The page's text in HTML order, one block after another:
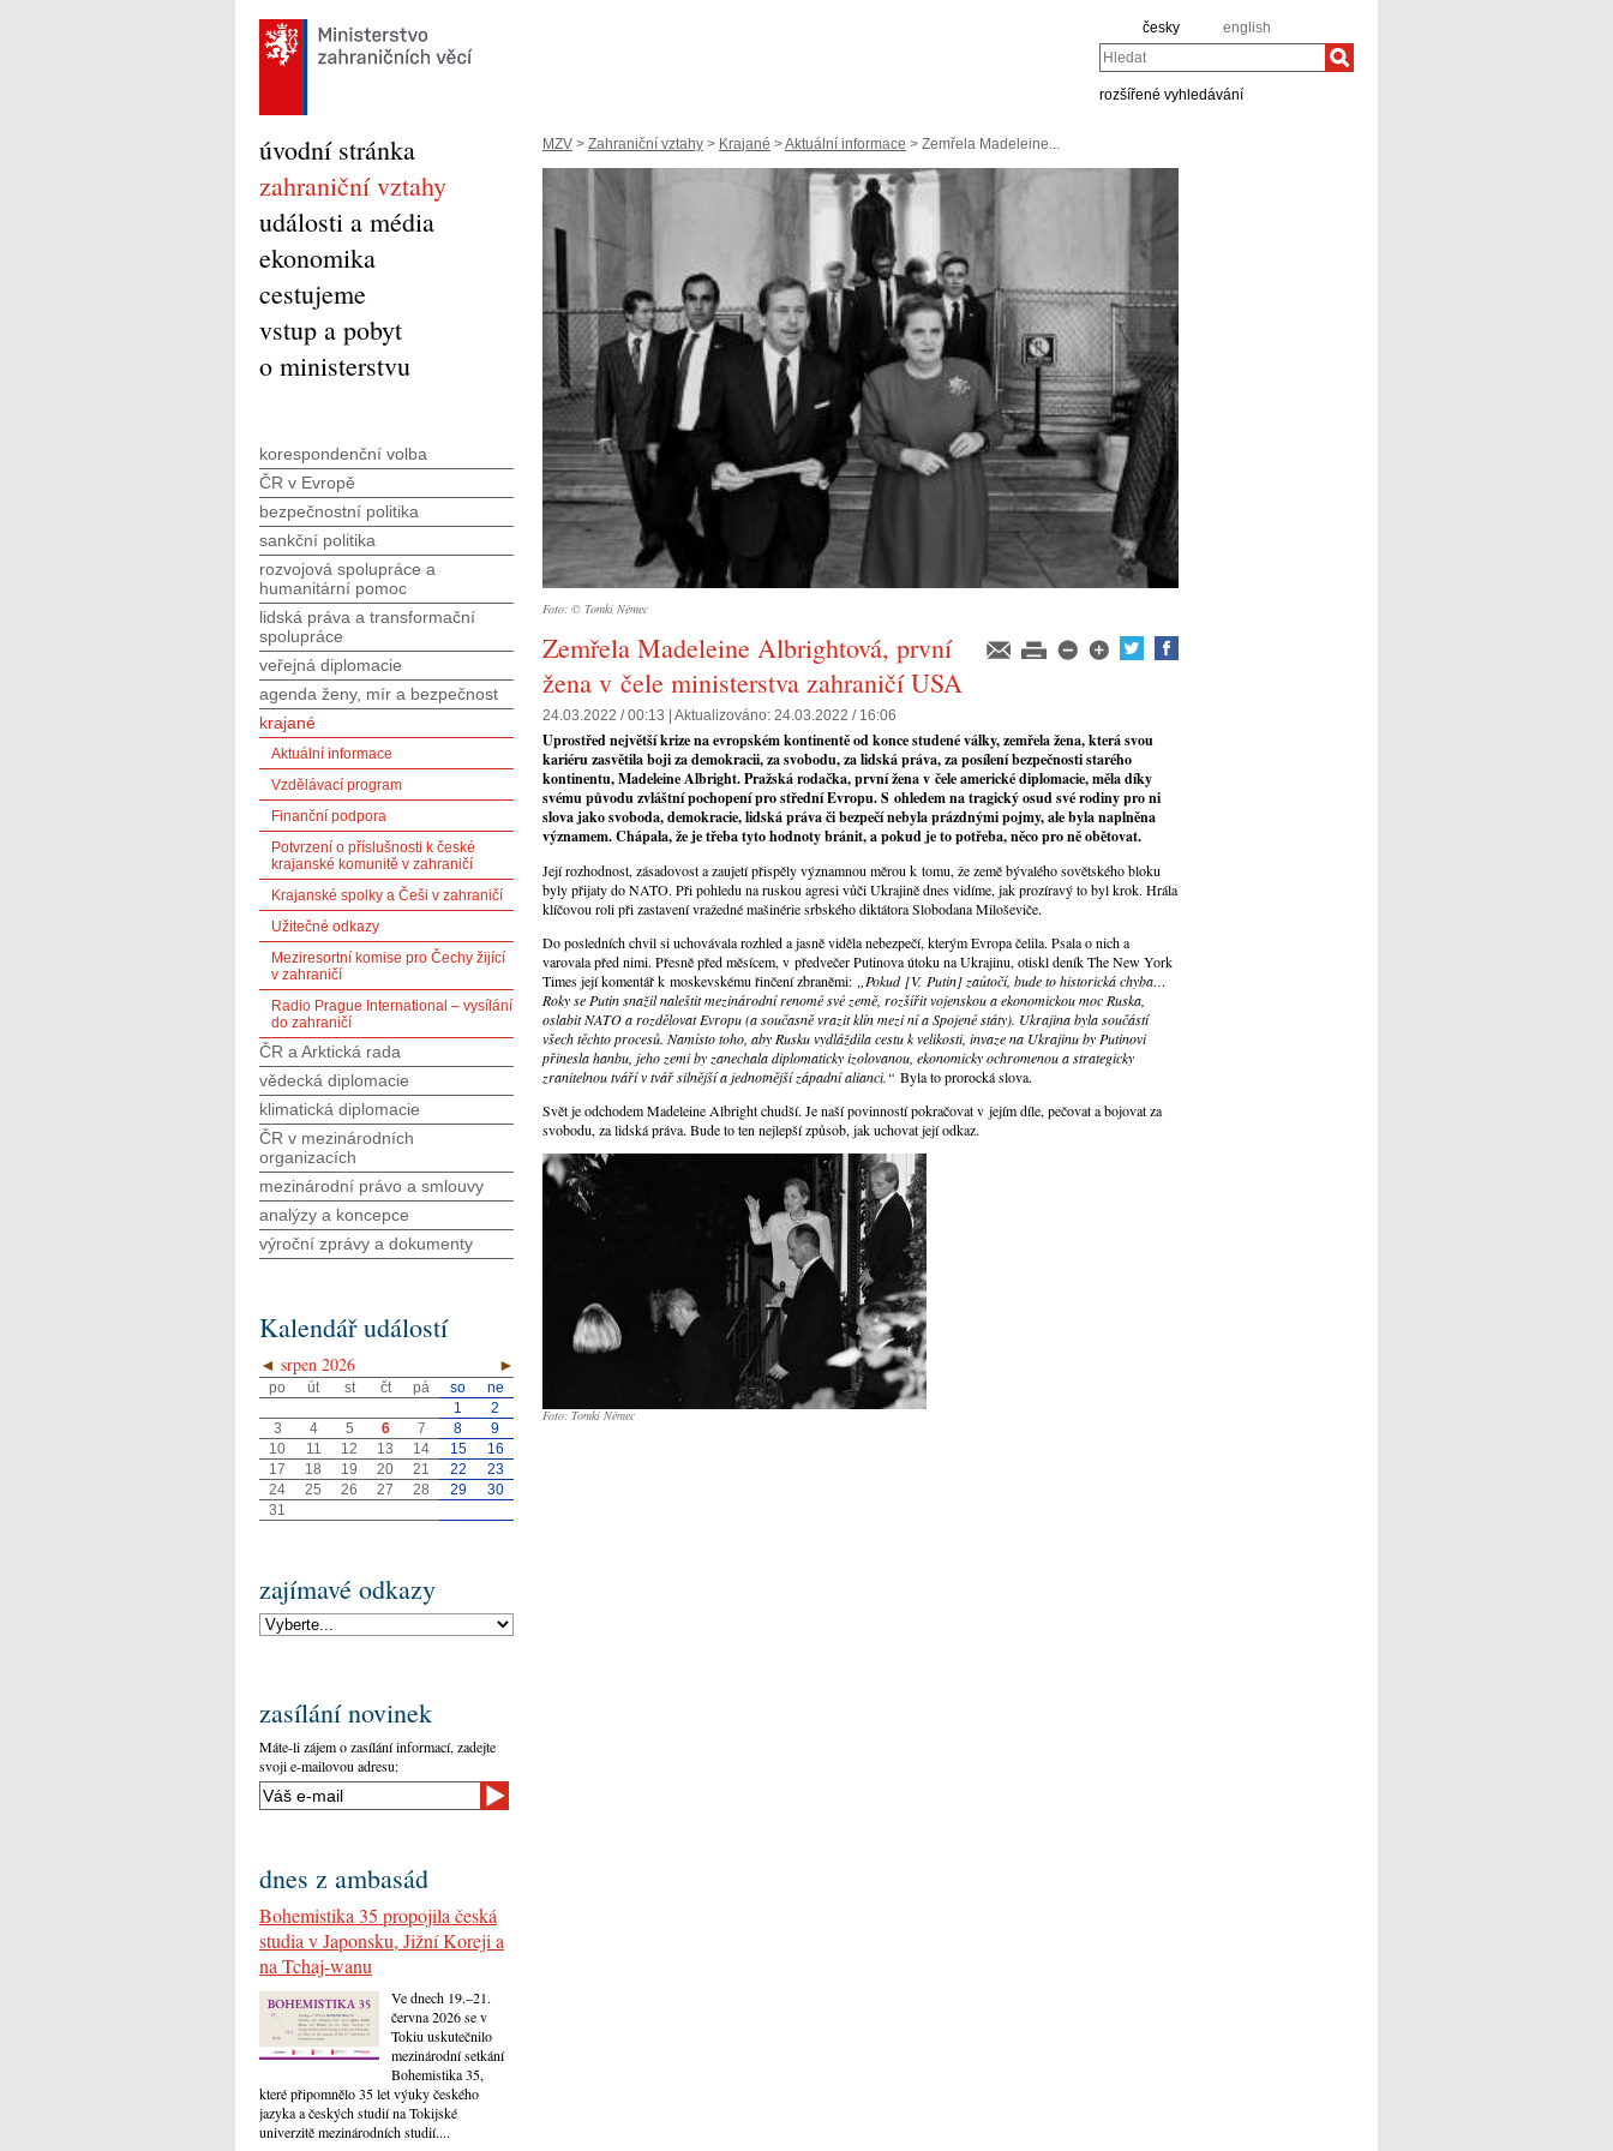
česky english
Hledat
rozšířené vyhledávání
MZV > Zahraniční vztahy > Krajané >Aktuální informace > Zemřela Madeleine...
Foto: © Tomki Němec
Zemřela Madeleine Albrightová, první
žena v čele ministerstva zahraničí USA
24.03.2022 / 00:13 | Aktualizováno: 24.03.2022 / 16:06
Uprostřed největší krize na evropském kontinentě od konce studené války, zemřela žena, která svou
kariéru zasvětila boji za demokracii, za svobodu, za lidská práva, za posílení bezpečnosti starého
kontinentu, Madeleine Albright. Pražská rodačka, první žena v čele americké diplomacie, měla díky
svému původu zvláštní pochopení pro střední Evropu. S ohledem na tragický osud své rodiny pro ni
slova jako svoboda, demokracie, lidská práva či bezpečí nebyla prázdnými pojmy, ale byla naplněna
významem. Chápala, že je třeba tyto hodnoty bránit, a pokud je to potřeba, něco pro ně obětovat.
Její rozhodnost, zásadovost a zaujetí přispěly významnou měrou k tomu, že země bývalého sovětského bloku
byly přijaty do NATO. Při pohledu na ruskou agresi vůči Ukrajině dnes vidíme, jak prozíravý to byl krok. Hrála
klíčovou roli při zastavení vražedné mašinérie srbského diktátora Slobodana Miloševiče.
Do posledních chvil si uchovávala rozhled a jasně viděla nebezpečí, kterým Evropa čelila. Psala o nich a
varovala před nimi. Přesně před měsícem, v předvečer Putinova útoku na Ukrajinu, otiskl deník The New York
Times její komentář k moskevskému řinčení zbraněmi:
„Pokud [V. Putin] zaútočí, bude to historická chyba…
Roky se Putin snažil naleštit mezinárodní renomé své země, rozšířit vojenskou a ekonomickou moc Ruska,
oslabit NATO a rozdělovat Evropu (a současně vrazit klín mezi ní a Spojené státy). Ukrajina byla součástí
všech těchto procesů. Namísto toho, aby Rusku vydláždila cestu k velikosti, invaze na Ukrajinu by Putinovi
přinesla hanbu, jeho zemi by zanechala diplomaticky izolovanou, ekonomicky ochromenou a strategicky
zranitelnou tváří v tvář silnější a jednotnější západní alianci.“ Byla to prorocká slova.
Svět je odchodem Madeleine Albright chudší. Je naší povinností pokračovat v jejím díle, pečovat a bojovat za
svobodu, za lidská práva. Bude to ten nejlepší způsob, jak uchovat její odkaz.
Foto: Tomki Němec
úvodní stránka
zahraniční vztahy
události a média
ekonomika
cestujeme
vstup a pobyt
o ministerstvu
korespondenční volba
ČR v Evropě
bezpečnostní politika
sankční politika
rozvojová spolupráce a
humanitární pomoc
lidská práva a transformační
spolupráce
veřejná diplomacie
agenda ženy, mír a bezpečnost
krajané
Aktuální informace
Vzdělávací program
Finanční podpora
Potvrzení o příslušnosti k české
krajanské komunitě v zahraničí
Krajanské spolky a Češi v zahraničí
Užitečné odkazy
Meziresortní komise pro Čechy žijící
v zahraničí
Radio Prague International – vysílání
do zahraničí
ČR a Arktická rada
vědecká diplomacie
klimatická diplomacie
ČR v mezinárodních
organizacích
mezinárodní právo a smlouvy
analýzy a koncepce
výroční zprávy a dokumenty
Kalendář událostí
◄ ►
srpen 2026
po út st čt pá so
ne
1
2
3
4 5 6 7 8
9
10
11 12 13 14 15
16
17
18 19 20 21 22
23
24
25 26 27 28 29
30
31
zajímavé odkazy
zasílání novinek
Máte-li zájem o zasílání informací, zadejte
svoji e-mailovou adresu:
dnes z ambasád
Bohemistika 35 propojila česká
studia v Japonsku, Jižní Koreji a
na Tchaj-wanu
Ve dnech 19.–21.
června 2026 se v
Tokiu uskutečnilo
mezinárodní setkání
Bohemistika 35,
které připomnělo 35 let výuky českého
jazyka a českých studií na Tokijské
univerzitě mezinárodních studií....